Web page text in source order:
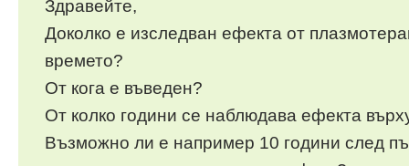
Здравейте,
Доколко е изследван ефекта от
времето?
От кога е въведен?
От колко години се наблюдава ефекта
Възможно ли е например 10 години след